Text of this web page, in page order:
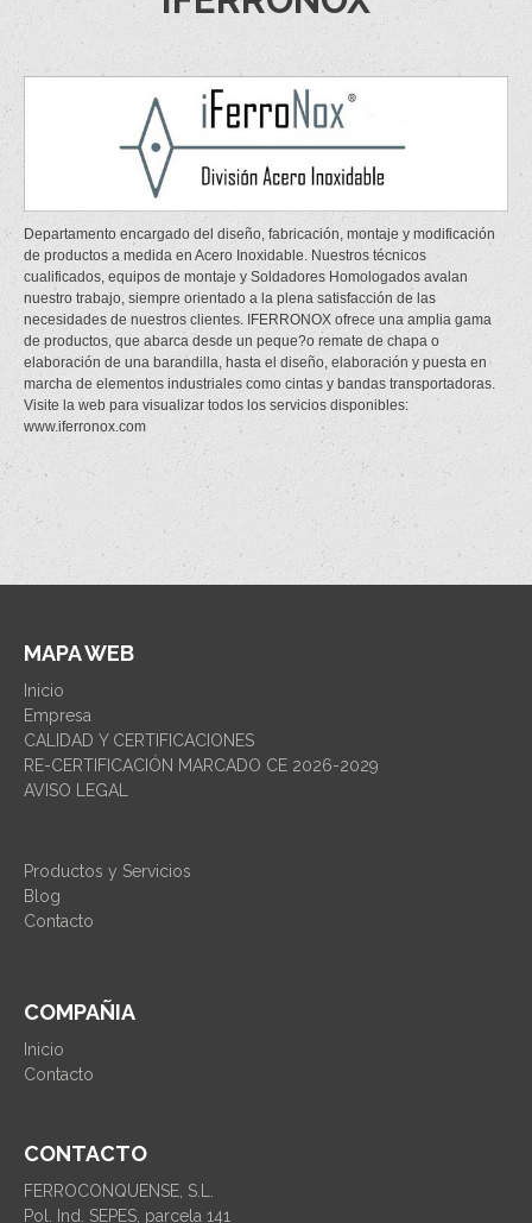
Departamento encargado del diseño, fabricación, montaje y modificación
de productos a medida en Acero Inoxidable. Nuestros técnicos
cualificados, equipos de montaje y Soldadores Homologados avalan
nuestro trabajo, siempre orientado a la plena satisfacción de las
necesidades de nuestros clientes. IFERRONOX ofrece una amplia gama
de productos, que abarca desde un peque?o remate de chapa o
elaboración de una barandilla, hasta el diseño, elaboración y puesta en
marcha de elementos industriales como cintas y bandas transportadoras.
Visite la web para visualizar todos los servicios disponibles:
www.iferronox.com
MAPA WEB
Inicio
Empresa
CALIDAD Y CERTIFICACIONES
RE-CERTIFICACIÓN MARCADO CE 2026-2029
AVISO LEGAL
Productos y Servicios
Blog
Contacto
COMPAÑIA
Inicio
Contacto
CONTACTO
FERROCONQUENSE, S.L.
Pol. Ind. SEPES, parcela 141